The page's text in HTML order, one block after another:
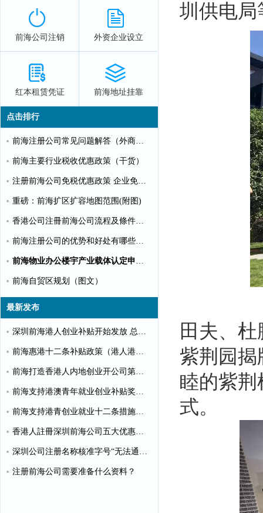
圳供电局
田夫、
紫荆园揭
睦的紫
式。
前海公司注销 外资企业设立
红本租赁凭证 前海地址挂靠
点击排行
前海注册公司常见问题解答（外商投资）
前海主要行业税收优惠政策（干货）
注册前海公司免税优惠政策 企业免税10%个人可全免
重磅：前海扩区扩容地图范围(附图)
香港公司注冊前海公司流程及條件【圖文】
前海注册公司的优势和好处有哪些？（推荐）
前海物业办公楼宇产业载体认定申请指南（第一批）
前海自贸区规划（图文）
最新发布
深圳前海港人创业补贴开始发放 总额超千万
前海惠港十二条补贴政策（港人港企补贴政策）
前海打造香港人内地创业开公司第一站
前海支持港澳青年就业创业补贴奖励申请办理清单
前海支持港青创业就业十二条措施（惠港政策原文）
香港人註冊深圳前海公司五大优惠政策
深圳公司注册名称核准字号“无法通过”怎么办？
注册前海公司需要准备什么资料？